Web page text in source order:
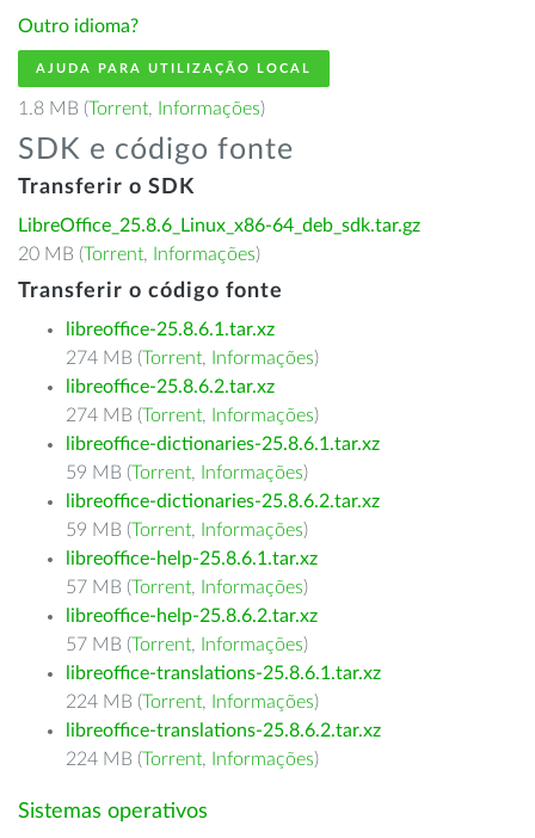
Outro idioma?
AJUDA PARA UTILIZAÇÃO LOCAL
1.8 MB (Torrent, Informações)
SDK e código fonte
Transferir o SDK
LibreOffice_25.8.6_Linux_x86-64_deb_sdk.tar.gz
20 MB (Torrent, Informações)
Transferir o código fonte
libreoffice-25.8.6.1.tar.xz
274 MB (Torrent, Informações)
libreoffice-25.8.6.2.tar.xz
274 MB (Torrent, Informações)
libreoffice-dictionaries-25.8.6.1.tar.xz
59 MB (Torrent, Informações)
libreoffice-dictionaries-25.8.6.2.tar.xz
59 MB (Torrent, Informações)
libreoffice-help-25.8.6.1.tar.xz
57 MB (Torrent, Informações)
libreoffice-help-25.8.6.2.tar.xz
57 MB (Torrent, Informações)
libreoffice-translations-25.8.6.1.tar.xz
224 MB (Torrent, Informações)
libreoffice-translations-25.8.6.2.tar.xz
224 MB (Torrent, Informações)
Sistemas operativos